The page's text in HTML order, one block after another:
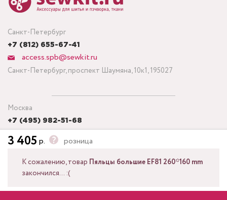
3 405 р. розница
К сожалению, товар Пяльцы большие EF81 260*160 mm
закончился... :(
Посмотреть другие актуальные товары из той же серии
Санкт-Петербург
+7 (812) 655-67-41
access.spb@sewkit.ru
Санкт-Петербург, проспект Шаумяна, 10к1, 195027
Москва
+7 (495) 982-51-68
access.msk@sewkit.ru
Москва, Кронштадтский бульвар, дом 7, строение 6, офис 143,